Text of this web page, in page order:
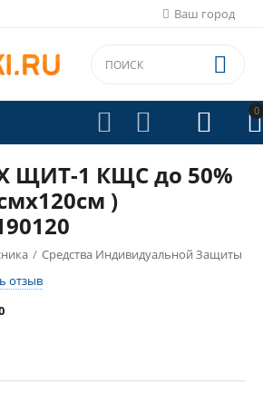
Ваш город
0


 

ЩИТ-1 КЩС до 50%
)
/ Средства Индивидуальной Защиты
отзыв